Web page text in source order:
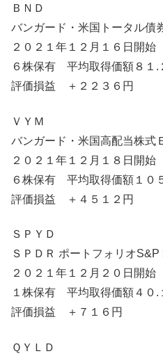
ＢＮＤ
バンガード・米国トータル債
２０２１年１２月１６日開始
６株保有 平均取得価額８１.
評価損益 ＋２２３６円
ＶＹＭ
バンガード・米国高配当株式
２０２１年１２月１８日開始
６株保有 平均取得価額１０
評価損益 ＋４５１２円
ＳＰＹＤ
ＳＰＤＲ ポートフォリオ
２０２１年１２月２０日開始
１株保有 平均取得価額４０.
評価損益 ＋７１６円
ＱＹＬＤ